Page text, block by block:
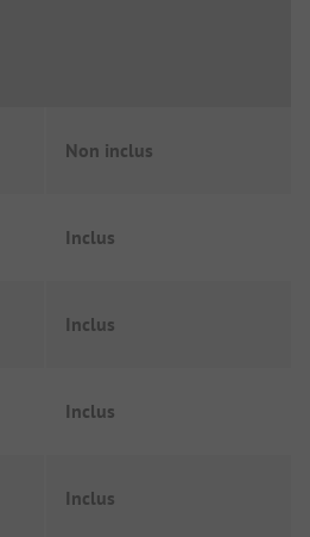
Non inclus
Inclus
Inclus
Inclus
Inclus